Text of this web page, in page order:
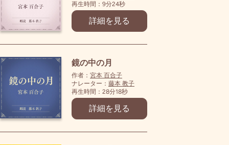
再生時間：9分24秒
詳細を見る
鏡の中の月
作者： 宮本 百合子
ナレーター： 藤本 教子
再生時間：28分18秒
詳細を見る